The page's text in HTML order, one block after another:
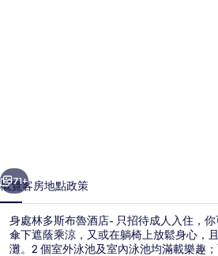
只
招
待
個 下一個
71+
概覽客房地點政策
身處林多斯布魯酒店- 只招待成人入住，
傘下遮蔭乘涼，又或在躺椅上放鬆身心，
灘。2 個室外泳池及室內泳池均滿載樂趣